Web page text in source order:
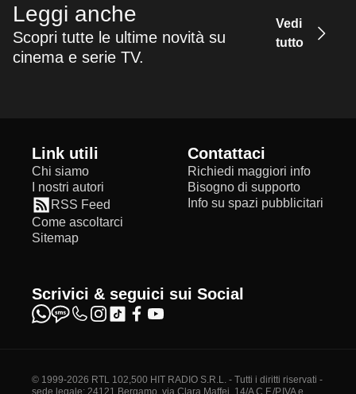
Leggi anche
Scopri tutte le ultime novità su
cinema e serie TV.
Vedi
tutto
Link utili
Chi siamo
I nostri autori
RSS Feed
Come ascoltarci
Sitemap
Contattaci
Richiedi maggiori info
Bisogno di supporto
Info su spazi pubblicitari
Scrivici & seguici sui Social
© 1999-2026 RTL 102,500 HIT RADIO S.R.L. - Tutti i diritti riservati -
sede legale: 24121 Bergamo, via Clara Maffei, 14/A C.F./P.IVA e